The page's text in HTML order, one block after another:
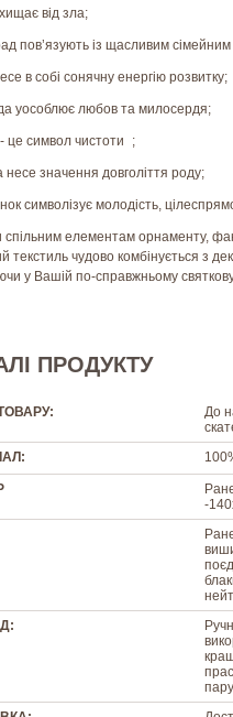
від зла;
пов’язують із щасливим
в собі сонячну енергію
уособлює любов та милосердя;
- це символ чистоти ;
несе значення довголіття роду;
символізує молодість,
спільним елементам орнаменту,
текстиль чудово комбінується з
у Вашій по-справжньому
ПРОДУКТУ
До
-